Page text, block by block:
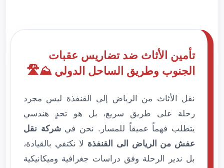
تأمين الأثاث ضد تضاريس عقبات
الجنوب وطريق الساحل الدولي ⛰️🛣️
نقل الأثاث من الرياض إلى القنفذة ليس مجرد
رحلة على طريق سريع، بل هو تحدٍ هندسي
يتطلب فهماً عميقاً للمسار. نحن فيشركة نقل
عفش من الرياض الى القنفذة لا نكتفي بالقيادة،
بل ندير الرحلة وفق دراسات جغرافية وميكانيكية